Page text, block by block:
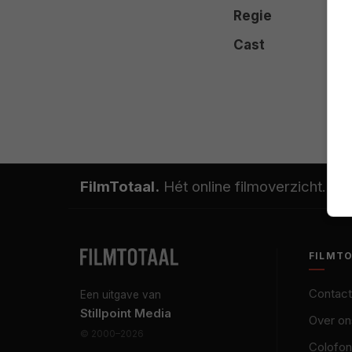
Regie
Cast
FilmTotaal. Hét online filmoverzicht.
Een uitgave van
Stillpoint Media
© 2000–2026
Contact
Over
Colofon